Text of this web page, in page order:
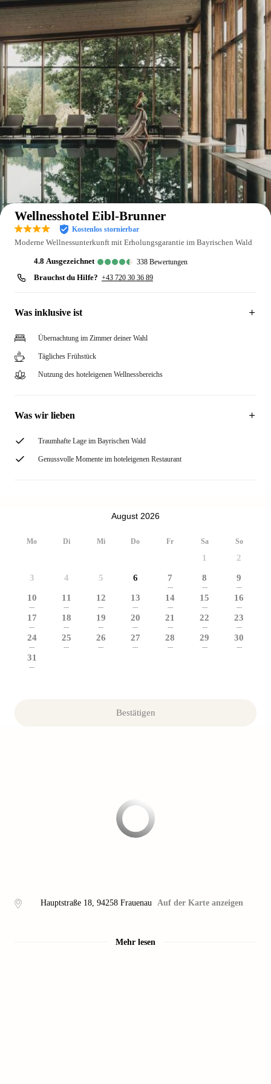
Auf der Karte anzeigen
Wellnesshotel Eibl-Brunner
Kostenlos stornierbar
Moderne Wellnessunterkunft mit Erholungsgarantie im Bayrischen Wald
4.8 ausgezeichnet 338 Bewertungen
Brauchst du Hilfe? +43 720 30 36 89
Was inklusive ist
Übernachtung im Zimmer deiner Wahl
Tägliches Frühstück
Nutzung des hoteleigenen Wellnessbereichs
Was wir lieben
Traumhafte Lage im Bayrischen Wald
Genussvolle Momente im hoteleigenen Restaurant
August 2026
Mo Di Mi Do Fr Sa So
1 2
3 4 5 6 7
---
8
---
9
---
10
---
11
---
12
---
13
---
14
---
15
---
16
---
17
---
18
---
19
---
20
---
21
---
22
---
23
---
24
---
25
---
26
---
27
---
28
---
29
---
30
---
31
---
Bestätigen
Hauptstraße 18, 94258 Frauenau Auf der Karte anzeigen
Mehr lesen